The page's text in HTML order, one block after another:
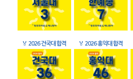
🏅 2026 건국대 합격 🏅 2026 홍익대 합격